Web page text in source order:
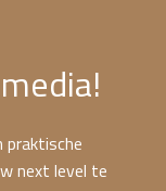
praktische
next level te